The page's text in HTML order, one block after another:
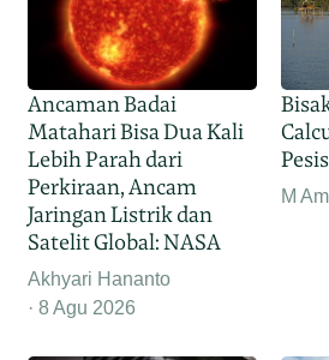
Ancaman Badai
Matahari Bisa Dua Kali
Lebih Parah dari
Perkiraan, Ancam
Jaringan Listrik dan
Satelit Global: NASA
Akhyari Hananto
8 Agu 2026
M